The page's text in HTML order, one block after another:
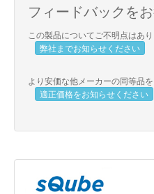
フィードバックを
この製品についてご不明点はあ
弊社までお知らせください
より安価な他メーカーの同等品
適正価格をお知らせください